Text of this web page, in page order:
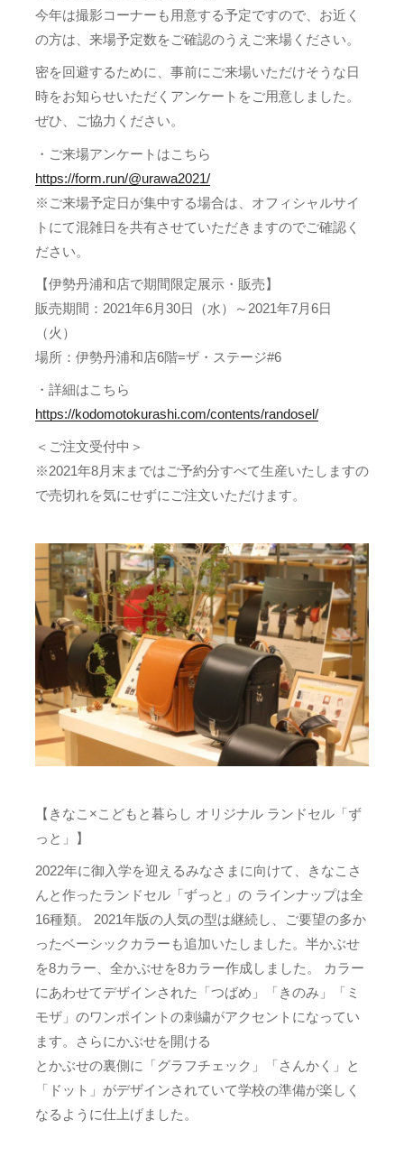
今年は撮影コーナーも用意する予定ですので、お近く
の方は、来場予定数をご確認のうえご来場ください。
密を回避するために、事前にご来場いただけそうな日
時をお知らせいただくアンケートをご用意しました。
ぜひ、ご協力ください。
・ご来場アンケートはこちら
https://form.run/@urawa2021/
※ご来場予定日が集中する場合は、オフィシャルサイ
トにて混雑日を共有させていただきますのでご確認く
ださい。
【伊勢丹浦和店で期間限定展示・販売】
販売期間：2021年6月30日（水）～2021年7月6日
（火）
場所：伊勢丹浦和店6階=ザ・ステージ#6
・詳細はこちら
https://kodomotokurashi.com/contents/randosel/
＜ご注文受付中＞
※2021年8月末まではご予約分すべて生産いたしますの
で売切れを気にせずにご注文いただけます。
【きなこ×こどもと暮らし オリジナル ランドセル「ず
っと」】
2022年に御入学を迎えるみなさまに向けて、きなこさ
んと作ったランドセル「ずっと」の ラインナップは全
16種類。 2021年版の人気の型は継続し、ご要望の多か
ったベーシックカラーも追加いたしました。半かぶせ
を8カラー、全かぶせを8カラー作成しました。 カラー
にあわせてデザインされた「つばめ」「きのみ」「ミ
モザ」のワンポイントの刺繍がアクセントになってい
ます。さらにかぶせを開ける
とかぶせの裏側に「グラフチェック」「さんかく」と
「ドット」がデザインされていて学校の準備が楽しく
なるように仕上げました。